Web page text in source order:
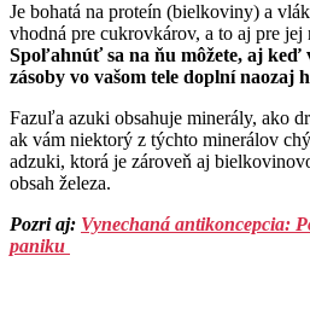
Je bohatá na proteín (bielkoviny) a
vhodná pre cukrovkárov, a to aj pre
Spoľahnúť sa na ňu môžete, aj keď
zásoby vo vašom tele doplní naozaj
Fazuľa azuki obsahuje minerály, ako
ak vám niektorý z týchto minerálov
adzuki, ktorá je zároveň aj
obsah železa.
Pozri aj: Vynechaná antikoncepcia:
paniku ​